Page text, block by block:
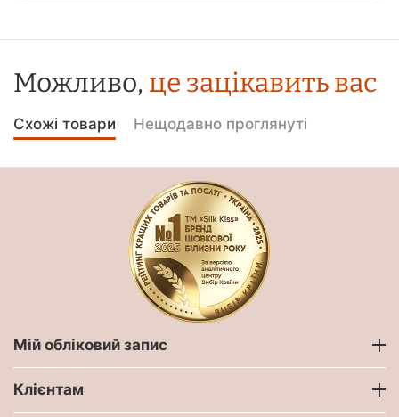
Можливо, це зацікавить вас
Схожі товари Нещодавно проглянуті
Мій обліковий запис
Клієнтам